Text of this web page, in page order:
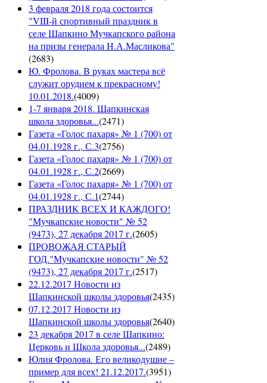
3 февраля 2018 года состоится
"VIII-й спортивный праздник в
селе Шапкино Мучкапского района
на призы генерала Н.А.Масликова"
(2683)
Ю. Фролова. В руках мастера всё
служит орудием к прекрасному!
10.01.2018.(4009)
1-7 января 2018. Шапкинская
школа здоровья...(2471)
Газета «Голос пахаря» № 1 (700) от
04.01.1928 г., С.3(2756)
Газета «Голос пахаря» № 1 (700) от
04.01.1928 г., С.2(2669)
Газета «Голос пахаря» № 1 (700) от
04.01.1928 г., С.1(2744)
ПРАЗДНИК ВСЕХ И КАЖДОГО!
"Мучкапские новости" № 52
(9473), 27 декабря 2017 г.(2605)
ПРОВОЖАЯ СТАРЫЙ
ГОД."Мучкапские новости" № 52
(9473), 27 декабря 2017 г.(2517)
22.12.2017 Новости из
Шапкинской школы здоровья(2435)
07.12.2017 Новости из
Шапкинской школы здоровья(2640)
23 декабря 2017 в селе Шапкино:
Церковь и Школа здоровья...(2489)
Юлия Фролова. Его великодушие –
пример для всех! 21.12.2017.(3951)